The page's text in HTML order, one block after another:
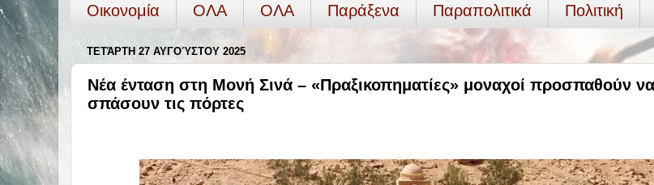
Οικονομία
ΟΛΑ ΟΛA Παράξενα Παραπολιτικά Πολιτική
ΤΕΤΆΡΤΗ 27 ΑΥΓΟΎΣΤΟΥ 2025
Nέα ένταση στη Μονή Σινά – «Πραξικοπηματίες» μοναχοί προσπαθούν να
σπάσουν τις πόρτες